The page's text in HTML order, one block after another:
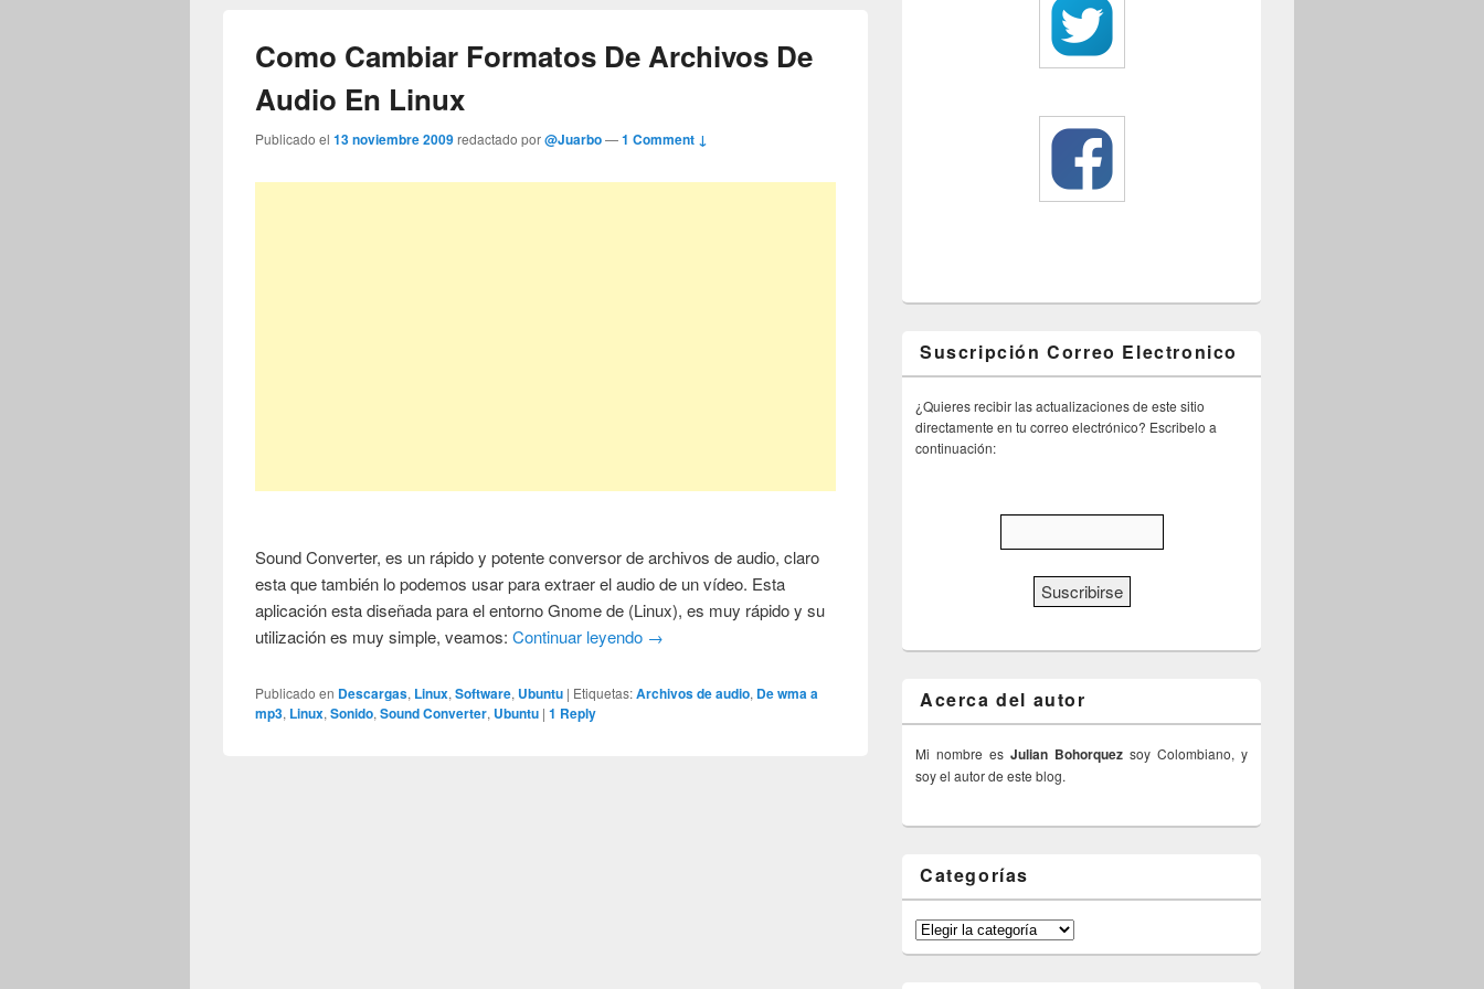
Como Cambiar Formatos De Archivos De
Audio En Linux
Publicado el13 noviembre 2009redactado por@Juarbo—1 Comment ↓
Sound Converter, es un rápido y potente conversor de archivos de audio, claro
esta que también lo podemos usar para extraer el audio de un vídeo. Esta
aplicación esta diseñada para el entorno Gnome de (Linux), es muy rápido y su
utilización es muy simple, veamos:Continuar leyendo →
Publicado en Descargas, Linux,Software, Ubuntu | Etiquetas:Archivos de audio, De wma a
mp3, Linux,Sonido,Sound Converter, Ubuntu |1 Reply
Suscripción Correo Electronico
¿Quieres recibir las actualizaciones de este sitio
directamente en tu correo electrónico? Escribelo a
continuación:
Acerca del autor
Mi nombre es Julian Bohorquez soy Colombiano, y
soy el autor de este blog.
Categorías
Categorías